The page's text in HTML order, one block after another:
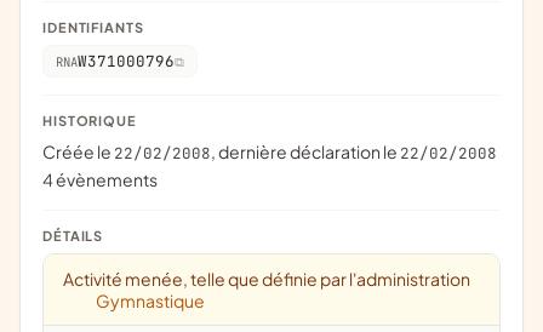
IDENTIFIANTS
RNAW371000796
HISTORIQUE
Créée le 22/02/2008, dernière déclaration le 22/02/2008
4 évènements
DÉTAILS
Activité menée, telle que définie par l'administration
Gymnastique